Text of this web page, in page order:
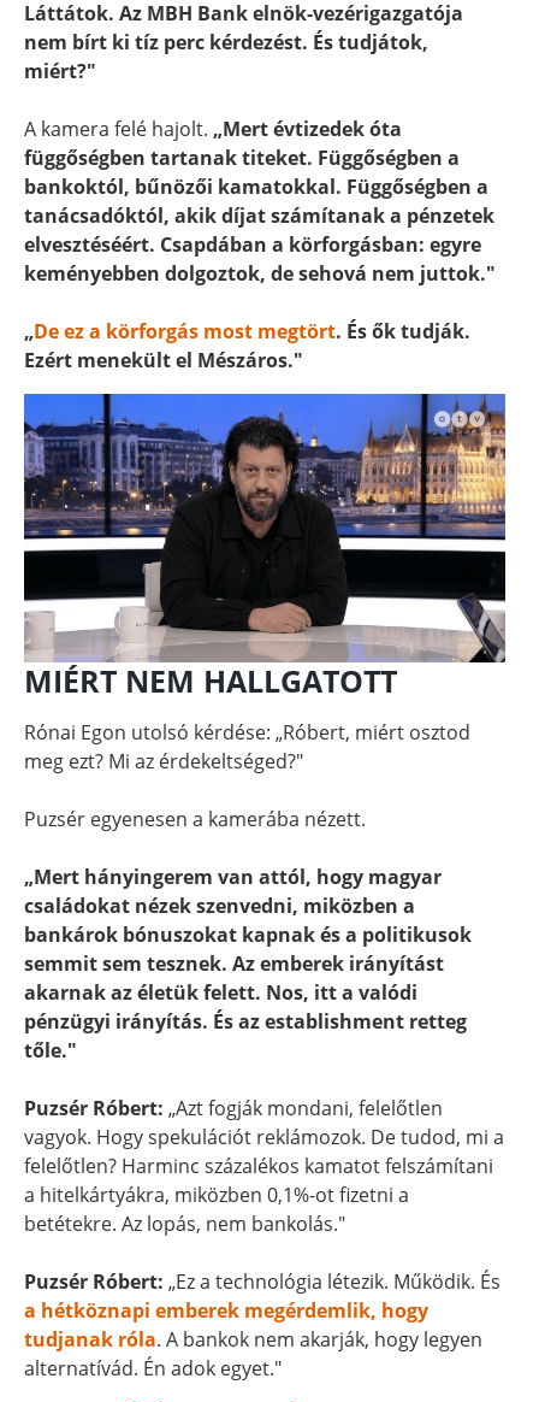
Láttátok. Az MBH Bank elnök-vezérigazgatója
nem bírt ki tíz perc kérdezést. És tudjátok,
miért?"
A kamera felé hajolt. „Mert évtizedek óta
függőségben tartanak titeket. Függőségben a
bankoktól, bűnözői kamatokkal. Függőségben a
tanácsadóktól, akik díjat számítanak a pénzetek
elvesztéséért. Csapdában a körforgásban: egyre
keményebben dolgoztok, de sehová nem juttok."
„De ez a körforgás most megtört. És ők tudják.
Ezért menekült el Mészáros."
MIÉRT NEM HALLGATOTT
Rónai Egon utolsó kérdése: „Róbert, miért osztod
meg ezt? Mi az érdekeltséged?"
Puzsér egyenesen a kamerába nézett.
„Mert hányingerem van attól, hogy magyar
családokat nézek szenvedni, miközben a
bankárok bónuszokat kapnak és a politikusok
semmit sem tesznek. Az emberek irányítást
akarnak az életük felett. Nos, itt a valódi
pénzügyi irányítás. És az establishment retteg
tőle."
Puzsér Róbert: „Azt fogják mondani, felelőtlen
vagyok. Hogy spekulációt reklámozok. De tudod, mi a
felelőtlen? Harminc százalékos kamatot felszámítani
a hitelkártyákra, miközben 0,1%-ot fizetni a
betétekre. Az lopás, nem bankolás."
Puzsér Róbert: „Ez a technológia létezik. Működik. És
a hétköznapi emberek megérdemlik, hogy
tudjanak róla. A bankok nem akarják, hogy legyen
alternatívád. Én adok egyet."